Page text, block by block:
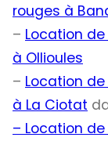
rouges à
– Location
à Ollioules
– Location
à La Ciotat
– Location